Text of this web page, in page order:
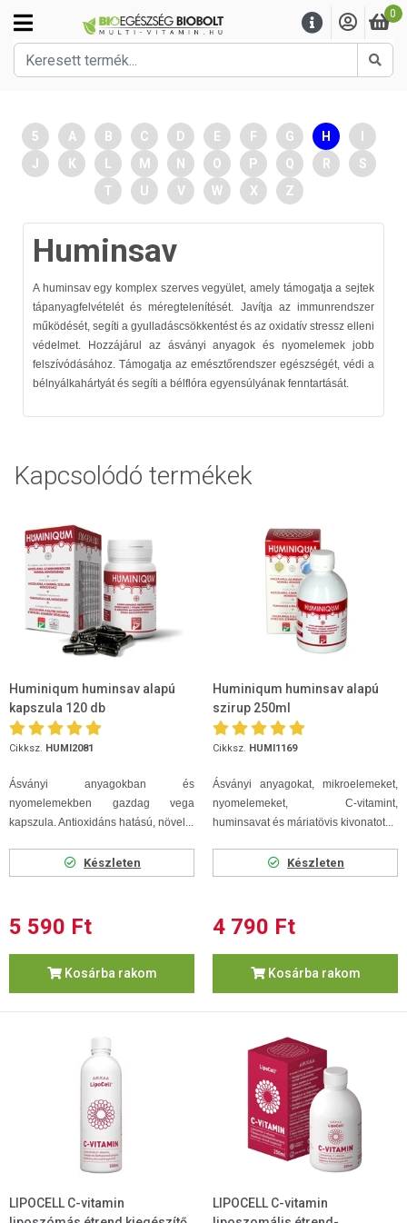
0
5 A B C D E F G H
J
K M N O P Q R
S
T
U V W X Z
Huminsav
A huminsav egy komplex szerves vegyület, amely támogatja a sejtek
tápanyagfelvételét és méregtelenítését. Javítja az immunrendszer
működését, segíti a gyulladáscsökkentést és az oxidatív stressz elleni
védelmet. Hozzájárul az ásványi anyagok és nyomelemek jobb
felszívódásához. Támogatja az emésztőrendszer egészségét, védi a
bélnyálkahártyát és segíti a bélflóra egyensúlyának fenntartását.
Kapcsolódó termékek
Huminiqum huminsav alapú
kapszula 120 db
Cikksz. HUMI2081
Ásványi anyagokban és
nyomelemekben gazdag vega
kapszula. Antioxidáns hatású, növel...
Készleten
5 590 Ft
Kosárba rakom
Huminiqum huminsav alapú
szirup 250ml
Cikksz. HUMI1169
Ásványi anyagokat, mikroelemeket,
nyomelemeket, C-vitamint,
huminsavat és máriatövis kivonatot...
Készleten
4 790 Ft
Kosárba rakom
LIPOCELL C-vitamin
LIPOCELL C-vitamin